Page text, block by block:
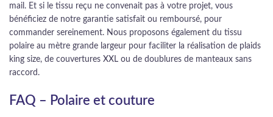
mail. Et si le tissu reçu ne convenait pas à votre projet, vous
bénéficiez de notre garantie satisfait ou remboursé, pour
commander sereinement. Nous proposons également du tissu
polaire au mètre grande largeur pour faciliter la réalisation de plaids
king size, de couvertures XXL ou de doublures de manteaux sans
raccord.
FAQ – Polaire et couture